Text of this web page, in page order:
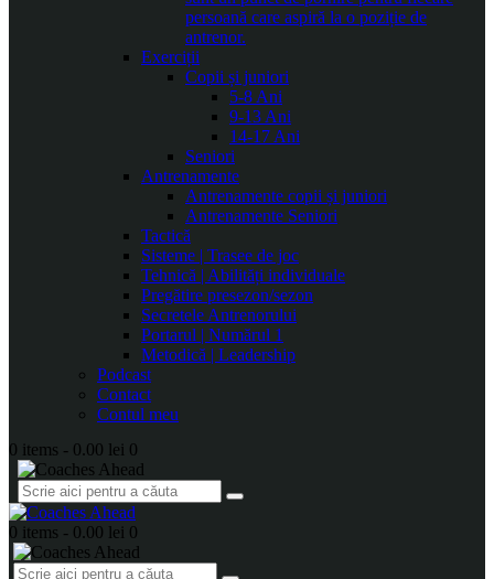
persoană care aspiră la o poziție de
antrenor.
Exerciții
Copii și juniori
5-8 Ani
9-13 Ani
14-17 Ani
Seniori
Antrenamente
Antrenamente copii și juniori
Antrenamente Seniori
Tactică
Sisteme | Trasee de joc
Tehnică | Abilități individuale
Pregătire presezon/sezon
Secretele Antrenorului
Portarul | Numărul 1
Metodică | Leadership
Podcast
Contact
Contul meu
0 items - 0.00 lei 0
0 items - 0.00 lei 0